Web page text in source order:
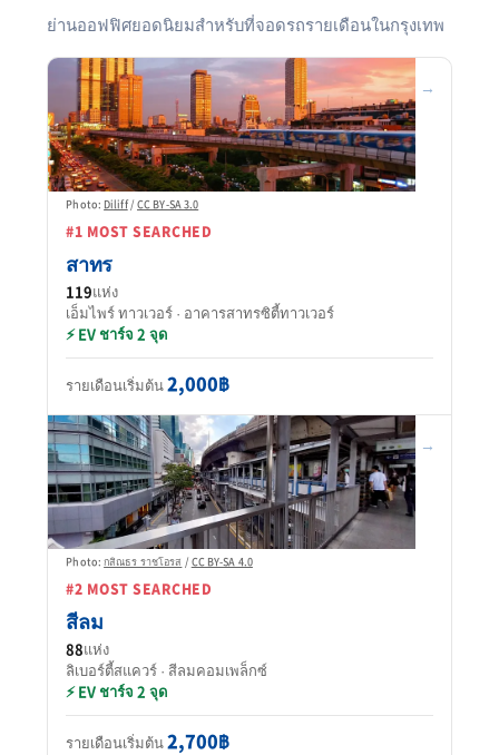
ย่านออฟฟิศยอดนิยมสำหรับที่จอดรถรายเดือนในกรุงเทพ
Photo: Diliff/CC BY-SA 3.0
#1 MOST SEARCHED
สาทร
119แห่ง
เอ็มไพร์ ทาวเวอร์ · อาคารสาทรซิตี้ทาวเวอร์
⚡ EV ชาร์จ 2 จุด
รายเดือนเริ่มต้น2,000฿
→
Photo:กสิณธร ราชโอรส /CC BY-SA 4.0
#2 MOST SEARCHED
สีลม
88แห่ง
ลิเบอร์ตี้สแควร์ · สีลมคอมเพล็กซ์
⚡ EV ชาร์จ 2 จุด
รายเดือนเริ่มต้น2,700฿
→